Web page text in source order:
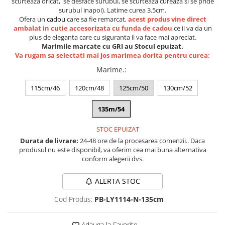
Lenjerii de pat pentru copii
Cadouri Cuplu
Fashion
Pijamale de CRACIUN
Pijamale de dama
Halate si capoate
Pijamale
Incaltaminte
Seturi elegante femei
Pijamale BIG SIZE femei
Cadouri ocazii speciale
surubul inapoi). Latime curea 3.5cm.
Ofera un cadou care sa fie remarcat,acest produs vine direct
ambalat in cutie accesorizata cu funda de cadou,ce ii va da un
plus de eleganta care cu siguranta il va face mai apreciat.
Marimile marcate cu GRI au Stocul epuizat.
Va rugam sa selectati mai jos marimea dorita pentru curea:
Marime.:
115cm/46 120cm/48 125cm/50 130cm/52
135m/54
STOC EPUIZAT
Durata de livrare: 24-48 ore de la procesarea comenzii.. Daca
produsul nu este disponibil, va oferim cea mai buna alternativa
conform alegerii dvs.
ALERTA STOC
Cod Produs: PB-LY1114-N-135cm